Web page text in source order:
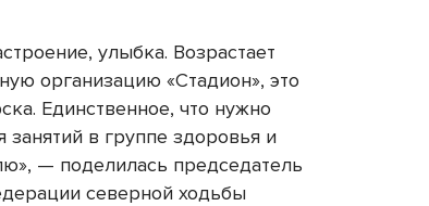
улыбка. Возрастает
организацию «Стадион», это
Единственное, что нужно
занятий в группе здоровья и
— поделилась председатель
северной ходьбы